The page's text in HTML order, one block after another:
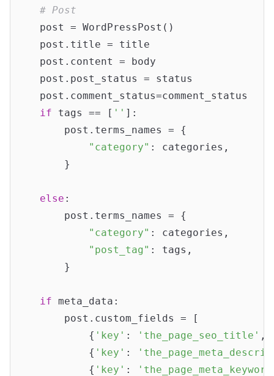
# Post
    post = WordPressPost()
    post.title = title
    post.content = body
    post.post_status = status
    post.comment_status=comment_status
if tags == [ '' ]:
        post.terms_names = {
"category" : categories,
        }
else :
        post.terms_names = {
"category" : categories,
"post_tag" : tags,
        }
if meta_data:
        post.custom_fields = [
            {
'key' : 'the_page_seo_title' ,
            {
'key' :
            {
'key' :